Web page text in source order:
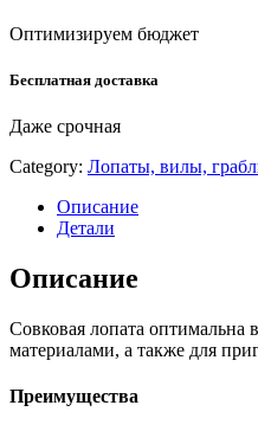
Оптимизируем бюджет
Бесплатная доставка
Даже срочная
Category: Лопаты, вилы,
Описание
Детали
Описание
Совковая лопата оптимальна
материалами, а также для
Преимущества